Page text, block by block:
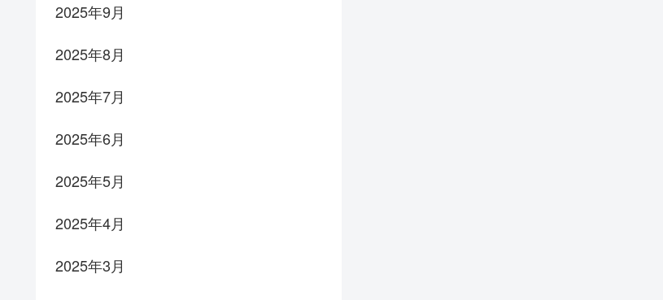
2025年9月
2025年8月
2025年7月
2025年6月
2025年5月
2025年4月
2025年3月